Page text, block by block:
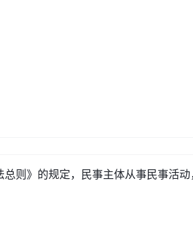
则》的规定，民事主体从事民事活